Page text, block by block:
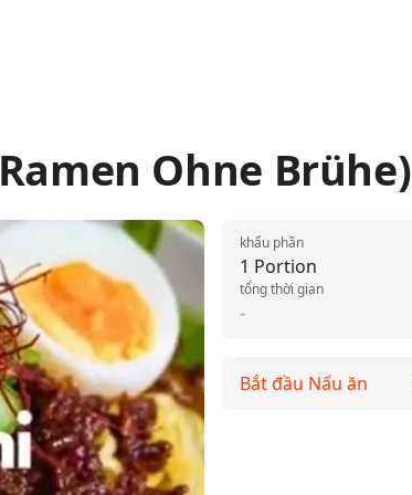
Ohne Brühe)
1 Portion
khẩu phần
-
tổng thời gian
Bắt đầu Nấu ăn